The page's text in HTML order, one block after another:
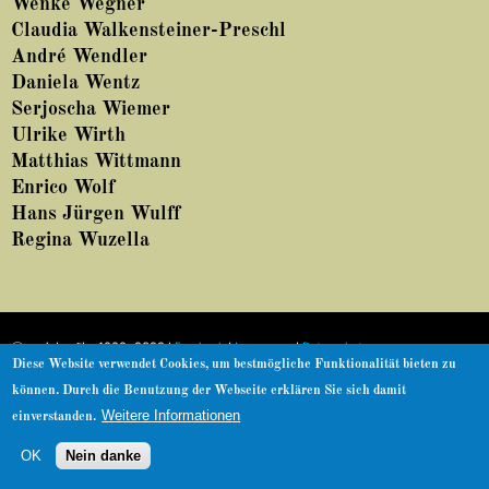
About
Wenke Wegner
Claudia Walkensteiner-Preschl
André Wendler
Daniela Wentz
Serjoscha Wiemer
Ulrike Wirth
Matthias Wittmann
Enrico Wolf
Hans Jürgen Wulff
Regina Wuzella
© nachdemfilm 1999–2022 |Facebook|Impressum|Datenschutz
Diese Website verwendet Cookies, um bestmögliche Funktionalität bieten zu
können. Durch die Benutzung der Webseite erklären Sie sich damit
einverstanden. Weitere Informationen
OK Nein danke